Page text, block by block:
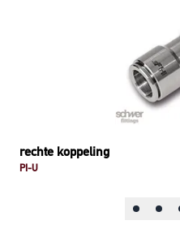
rechte koppeling
PI-U